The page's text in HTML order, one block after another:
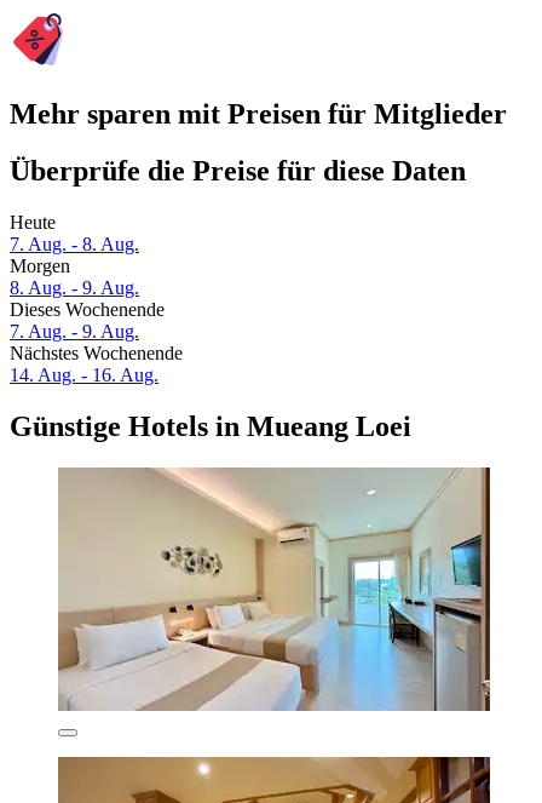
Mehr sparen mit Preisen für Mitglieder
Überprüfe die Preise für diese Daten
Heute
7. Aug. - 8. Aug.
Morgen
8. Aug. - 9. Aug.
Dieses Wochenende
7. Aug. - 9. Aug.
Nächstes Wochenende
14. Aug. - 16. Aug.
Günstige Hotels in Mueang Loei